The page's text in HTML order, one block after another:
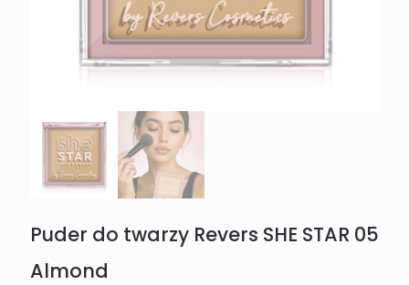
Puder do twarzy Revers SHE STAR 05
Almond